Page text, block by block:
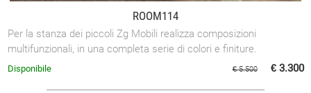
ROOM114
Per la stanza dei piccoli Zg Mobili realizza composizioni
multifunzionali, in una completa serie di colori e finiture.
€ 5.500 € 3.300
Disponibile